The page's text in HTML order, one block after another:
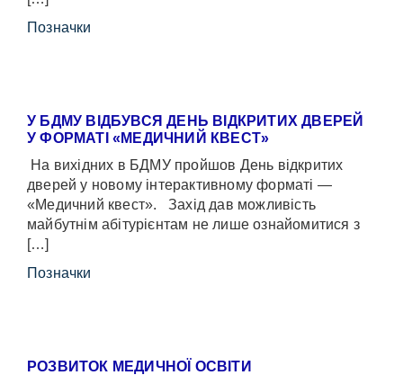
Позначки
У БДМУ ВІДБУВСЯ ДЕНЬ ВІДКРИТИХ ДВЕРЕЙ
У ФОРМАТІ «МЕДИЧНИЙ КВЕСТ»
На вихідних в БДМУ пройшов День відкритих
дверей у новому інтерактивному форматі —
«Медичний квест». Захід дав можливість
майбутнім абітурієнтам не лише ознайомитися з
[…]
Позначки
РОЗВИТОК МЕДИЧНОЇ ОСВІТИ